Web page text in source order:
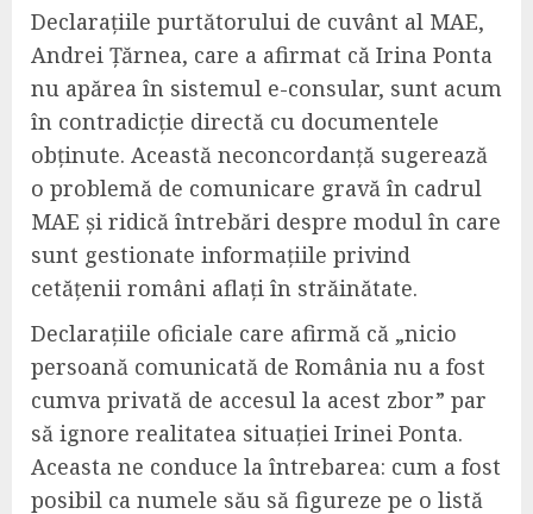
Declarațiile purtătorului de cuvânt al MAE,
Andrei Țărnea, care a afirmat că Irina Ponta
nu apărea în sistemul e-consular, sunt acum
în contradicție directă cu documentele
obținute. Această neconcordanță sugerează
o problemă de comunicare gravă în cadrul
MAE și ridică întrebări despre modul în care
sunt gestionate informațiile privind
cetățenii români aflați în străinătate.
Declarațiile oficiale care afirmă că „nicio
persoană comunicată de România nu a fost
cumva privată de accesul la acest zbor” par
să ignore realitatea situației Irinei Ponta.
Aceasta ne conduce la întrebarea: cum a fost
posibil ca numele său să figureze pe o listă